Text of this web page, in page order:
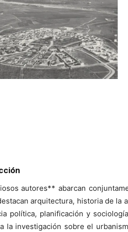
autores** abarcan
arquitectura, historia de
política, planificación y
la investigación sobre el